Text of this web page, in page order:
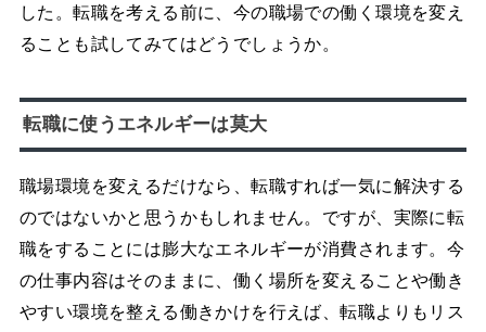
した。転職を考える前に、今の職場での働く環境を変え
ることも試してみてはどうでしょうか。
転職に使うエネルギーは莫大
職場環境を変えるだけなら、転職すれば一気に解決する
のではないかと思うかもしれません。ですが、実際に転
職をすることには膨大なエネルギーが消費されます。今
の仕事内容はそのままに、働く場所を変えることや働き
やすい環境を整える働きかけを行えば、転職よりもリス